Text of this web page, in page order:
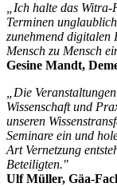
„Ich halte das
Terminen
zunehmend digitalen
Mensch zu Mensch
Gesine Mandt,
„Die
Wissenschaft und
unseren
Seminare ein und
Art Vernetzung
Beteiligten."
Ulf Müller, Gäa-